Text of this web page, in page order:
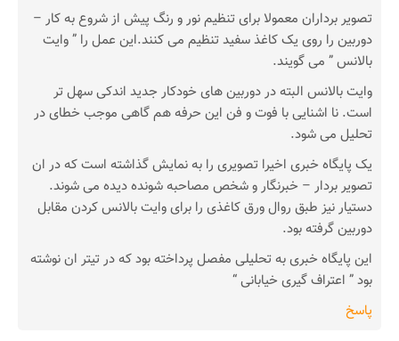
تصویر برداران معمولا برای تنظیم نور و رنگ پیش از شروع به کار –
دوربین را روی یک کاغذ سفید تنظیم می کنند.این عمل را ” وایت
بالانس ” می گویند.
وایت بالانس البته در دوربین های خودکار جدید اندکی سهل تر
است. نا اشنایی با فوت و فن این حرفه هم گاهی موجب خطای در
تحلیل می شود.
یک پایگاه خبری اخیرا تصویری را به نمایش گذاشته است که در ان
تصویر بردار – خبرنگار و شخص مصاحبه شونده دیده می شوند.
دستیار نیز طبق روال ورق کاغذی را برای وایت بالانس کردن مقابل
دوربین گرفته بود.
این پایگاه خبری به تحلیلی مفصل پرداخته بود که در تیتر ان نوشته
بود ” اعتراف گیری خیابانی “
پاسخ